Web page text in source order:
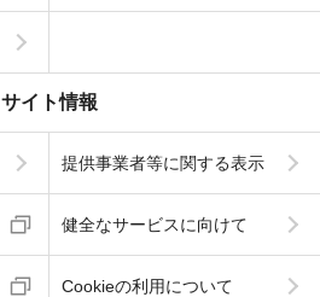
サイト情報
提供事業者等に関する表示
健全なサービスに向けて
Cookieの利用について